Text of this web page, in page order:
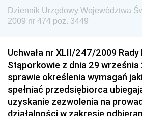
Dziennik Urzędowy Ministra
Dziennik Urzędowy Wyższego
Dziennik Urzędowy Prezesa
Kolejowego
Dziennik Urzędowy Ministra
Technologii
Dziennik Urzędowy Województwa
2009 nr 474 poz. 3449
Uchwała nr XLII/247/2009 Rady
Stąporkowie z dnia 29 września
sprawie określenia wymagań
spełniać przedsiębiorca
uzyskanie zezwolenia na